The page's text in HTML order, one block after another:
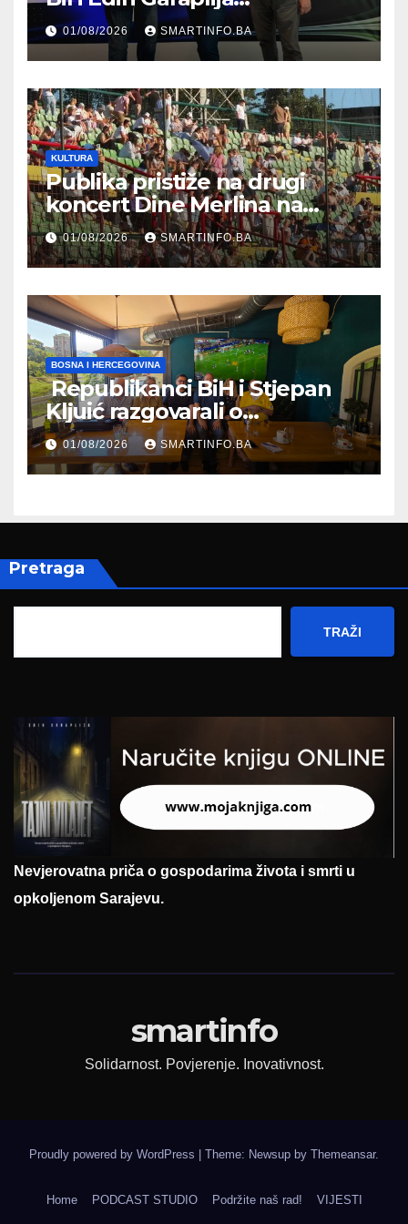
prisustvovao prezentaciji
Federalnog sajma
zapošljavanja
01/08/2026 SMARTINFO.BA
KULTURA
Publika pristiže na drugi
koncert Dine Merlina na
Koševu
01/08/2026 SMARTINFO.BA
BOSNA I HERCEGOVINA
Republikanci BiH i Stjepan
Kljuić razgovarali o
evropskom putu Bosne i
Hercegovine
01/08/2026 SMARTINFO.BA
Pretraga
TRAŽI
Nevjerovatna priča o gospodarima života i smrti u
opkoljenom Sarajevu.
smartinfo
Solidarnost. Povjerenje. Inovativnost.
Proudly powered by WordPress Theme: Newsup by Themeansar.
Home PODCAST STUDIO Podržite naš rad! VIJESTI